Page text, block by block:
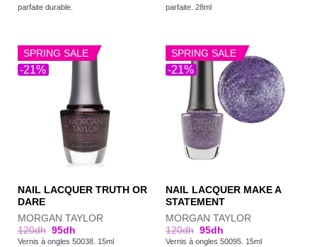
parfaite durable.
parfaite. 28ml
-21%
SPRING SALE
NAIL LACQUER TRUTH OR
DARE
MORGAN TAYLOR
120dh 95dh
Vernis à ongles 50038. 15ml
-21%
SPRING SALE
NAIL LACQUER MAKE A
STATEMENT
MORGAN TAYLOR
120dh 95dh
Vernis à ongles 50095. 15ml